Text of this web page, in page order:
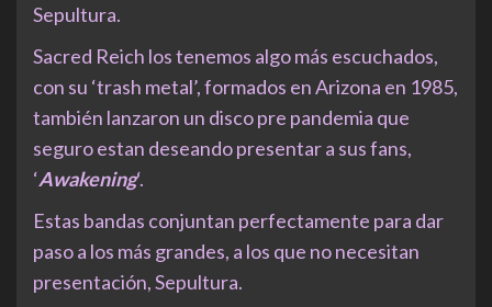
Sepultura.
Sacred Reich los tenemos algo más escuchados,
con su ‘trash metal’, formados en Arizona en 1985,
también lanzaron un disco pre pandemia que
seguro estan deseando presentar a sus fans,
‘Awakening‘.
Estas bandas conjuntan perfectamente para dar
paso a los más grandes, a los que no necesitan
presentación, Sepultura.